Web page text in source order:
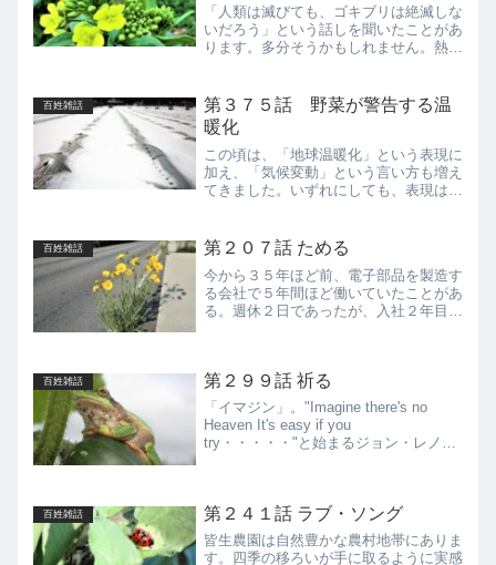
「人類は滅びても、ゴキブリは絶滅しな
いだろう」という話しを聞いたことがあ
ります。多分そうかもしれません。熱帯
トックしてある糠（ぬか）や畑の草むら
でもよく見かけます。とこ...
百姓雑話
第３７５話 野菜が警告する温
暖化
この頃は、「地球温暖化」という表現に
加え、「気候変動」という言い方も増え
てきました。いずれにしても、表現はど
ーニャ現象が３年も続き、日本では大き
な台風被害がなく、異常に...
百姓雑話 第２０７話 ためる
今から３５年ほど前、電子部品を製造す
る会社で５年間ほど働いていたことがあ
る。週休２日であったが、入社２年目か
園地帯にあり敷地内の寮に...
百姓雑話 第２９９話 祈る
「イマジン」。"Imagine there's no
Heaven It's easy if you
try・・・・・"と始まるジョン・レノン
百姓雑話 第２４１話 ラブ・ソング
皆生農園は自然豊かな農村地帯にありま
す。四季の移ろいが手に取るように実感